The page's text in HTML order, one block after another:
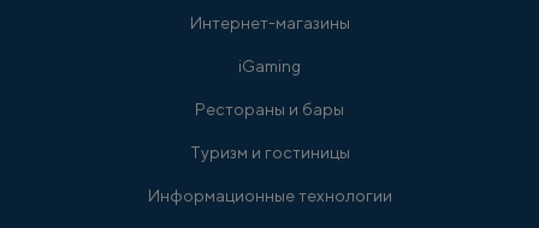
Интернет-магазины
iGaming
Рестораны и бары
Туризм и гостиницы
Информационные технологии